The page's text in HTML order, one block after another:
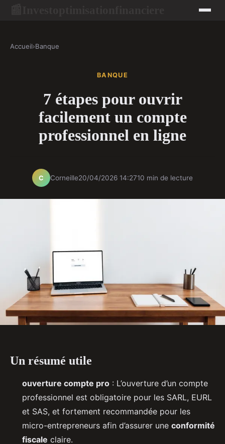
Accueil›Banque
BANQUE
7 étapes pour ouvrir
facilement un compte
professionnel en ligne
C Corneille20/04/2026 14:2710 min de lecture
Un résumé utile
ouverture compte pro : L’ouverture d’un compte
professionnel est obligatoire pour les SARL, EURL
et SAS, et fortement recommandée pour les
micro-entrepreneurs afin d’assurer une conformité
fiscale claire.